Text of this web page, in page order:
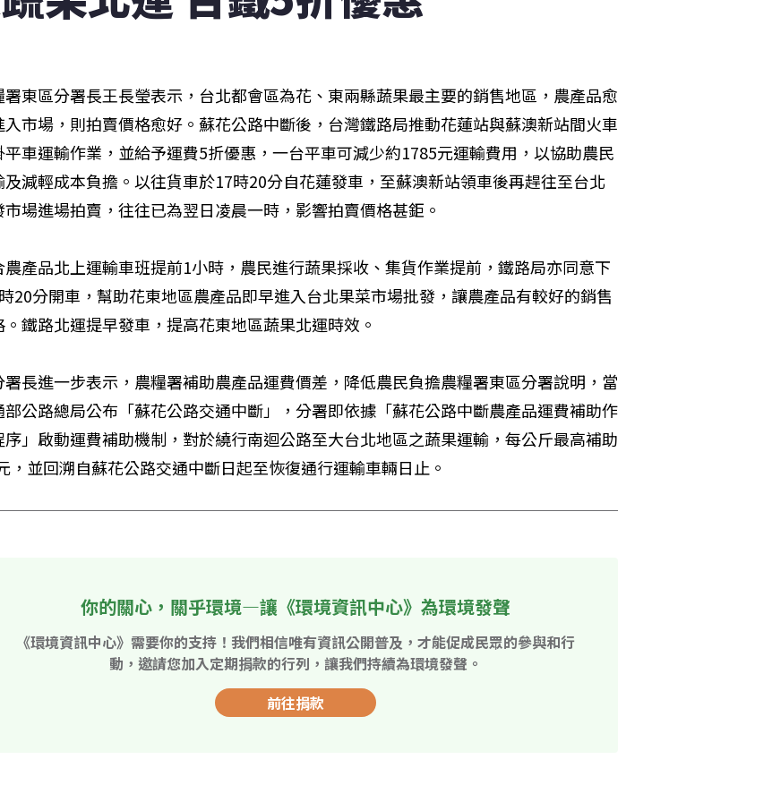
署東區分署長王長瑩表示，台北都會區為花、東兩縣蔬果最主要的銷售地區，農產品愈
入市場，則拍賣價格愈好。蘇花公路中斷後，台灣鐵路局推動花蓮站與蘇澳新站間火車
平車運輸作業，並給予運費5折優惠，一台平車可減少約1785元運輸費用，以協助農民
及減輕成本負擔。以往貨車於17時20分自花蓮發車，至蘇澳新站領車後再趕往至台北
市場進場拍賣，往往已為翌日凌晨一時，影響拍賣價格甚鉅。
農產品北上運輸車班提前1小時，農民進行蔬果採收、集貨作業提前，鐵路局亦同意下
20分開車，幫助花東地區農產品即早進入台北果菜市場批發，讓農產品有較好的銷售
。鐵路北運提早發車，提高花東地區蔬果北運時效。
署長進一步表示，農糧署補助農產品運費價差，降低農民負擔農糧署東區分署說明，當
部公路總局公布「蘇花公路交通中斷」，分署即依據「蘇花公路中斷農產品運費補助作
序」啟動運費補助機制，對於繞行南迴公路至大台北地區之蔬果運輸，每公斤最高補助
，並回溯自蘇花公路交通中斷日起至恢復通行運輸車輛日止。
你的關心，關乎環境—讓《環境資訊中心》為環境發聲
《環境資訊中心》需要你的支持！我們相信唯有資訊公開普及，才能促成民眾的參與和行
動，邀請您加入定期捐款的行列，讓我們持續為環境發聲。
前往捐款